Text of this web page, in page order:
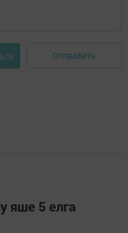
Отправить
яше 5 елга